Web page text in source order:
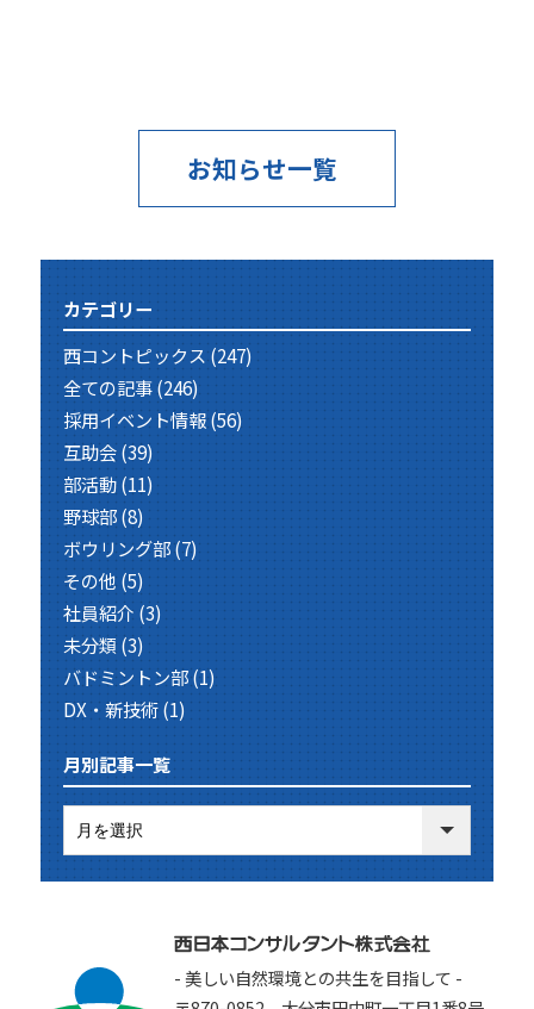
お知らせ一覧
カテゴリー
西コントピックス(247)
全ての記事(246)
採用イベント情報(56)
互助会(39)
部活動(11)
野球部(8)
ボウリング部(7)
その他(5)
社員紹介 (3)
未分類(3)
バドミントン部(1)
DX・新技術(1)
月別記事一覧
- 美しい自然環境との共生を目指して -